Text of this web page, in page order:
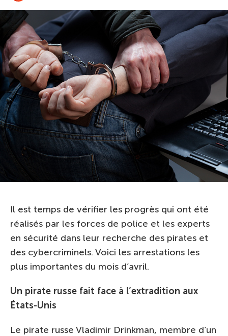
Il est temps de vérifier les progrès qui ont été
réalisés par les forces de police et les experts
en sécurité dans leur recherche des pirates et
des cybercriminels. Voici les arrestations les
plus importantes du mois d’avril.
Un pirate russe fait face à l’extradition aux
États-Unis
Le pirate russe Vladimir Drinkman, membre d’un